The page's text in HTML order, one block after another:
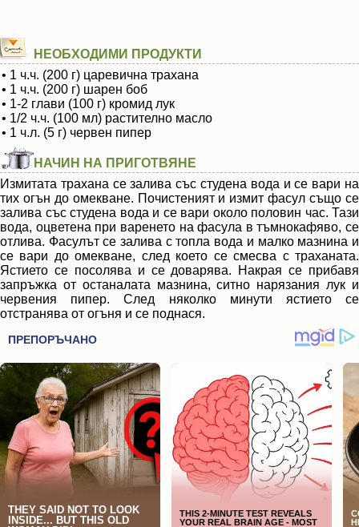
НЕОБХОДИМИ ПРОДУКТИ
• 1 ч.ч. (200 г) царевична трахана
• 1 ч.ч. (200 г) шарен боб
• 1-2 глави (100 г) кромид лук
• 1/2 ч.ч. (100 мл) растително масло
• 1 ч.л. (5 г) червен пипер
НАЧИН НА ПРИГОТВЯНЕ
Измитата трахана се залива със студена вода и се вари на
тих огън до омекване. Почистеният и измит фасул също се
залива със студена вода и се вари около половин час. Тази
вода, оцветена при варенето на фасула в тъмнокафяво, се
отлива. Фасулът се залива с топла вода и малко мазнина и
се вари до омекване, след което се смесва с траханата.
Ястието се посолява и се доварява. Накрая се прибавя
запръжка от останалата мазнина, ситно нарязания лук и
червения пипер. След няколко минути ястието се
отстранява от огъня и се поднася.